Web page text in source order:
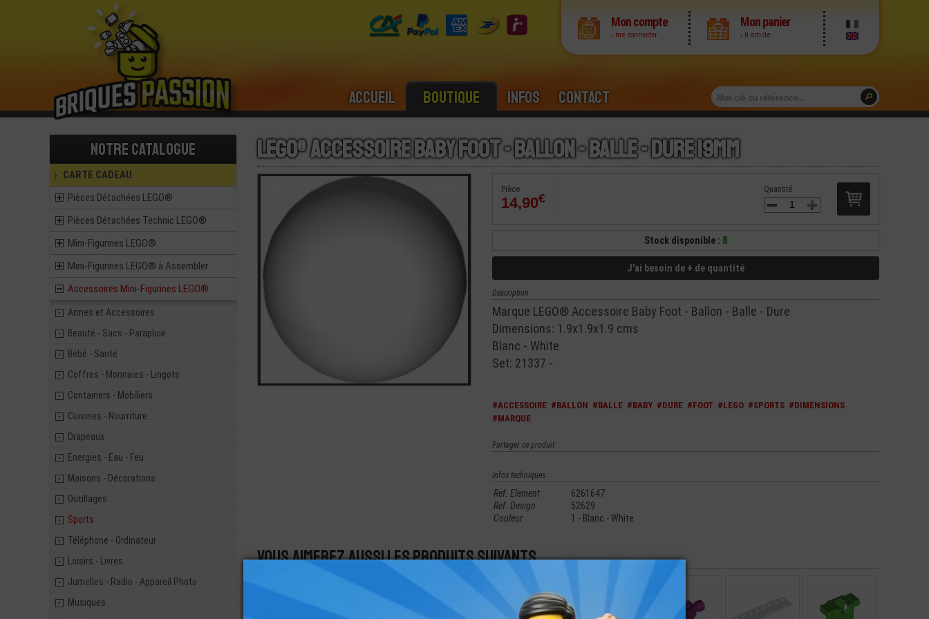
Mon compte
› me connecter
Mon panier
› 0 article
Accueil Boutique Infos Contact
Notre catalogue
CARTE CADEAU
Pièces Détachées LEGO®
Pièces Détachées Technic LEGO®
Mini-Figurines LEGO®
Mini-Figurines LEGO® à Assembler
Accessoires Mini-Figurines LEGO®
Armes et Accessoires
Beauté - Sacs - Parapluie
Bébé - Santé
Coffres - Monnaies - Lingots
Containers - Mobiliers
Cuisines - Nourriture
Drapeaux
Energies - Eau - Feu
Maisons - Décorations
Outillages
Sports
Téléphone - Ordinateur
Loisirs - Livres
Jumelles - Radio - Appareil Photo
Musiques
LEGO® Accessoire Baby Foot - Ballon - Balle - Dure 19mm
Pièce
14,90€
Quantité
Stock disponible : 8
J'ai besoin de + de quantité
Description
Marque LEGO® Accessoire Baby Foot - Ballon - Balle - Dure
Dimensions: 1.9x1.9x1.9 cms
Blanc - White
Set: 21337 -
#ACCESSOIRE #BALLON #BALLE #BABY #DURE #FOOT #LEGO #SPORTS #DIMENSIONS
#MARQUE
Partager ce produit
Infos techniques
Ref. Element
6261647
Ref. Design
52629
Couleur
1 - Blanc - White
Vous aimerez aussi les produits suivants